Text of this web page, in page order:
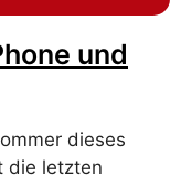
und
dieses
die letzten